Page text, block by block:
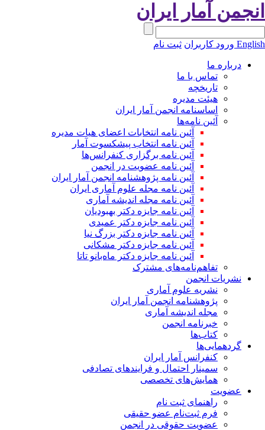
آمار ایران
ورود کاربران ثبت نام
درباره ما
تماس با ما
تاریخچه
هیئت مدیره
اساسنامه انجمن آمار ایران
آئین نامه‌ها
آئین نامه انتخابات اعضای هیات مدیره
آئین نامه انتخاب پیشکسوت آمار
آئین نامه برگزاری کنفرانس‌ها
آئین نامه عضویت در انجمن
آئین نامه پژوهشنامه انجمن آمار ایران
آئین نامه مجله علوم آماری ایران
آئین نامه مجله اندیشه آماری
آئین‌ نامه جایزه دکتر بهبودیان
آئین نامه جایزه دکتر عمیدی
آئین نامه جایزه دکتر بزرگ نیا
آئین نامه جایزه دکتر مشکانی
آئین نامه جایزه دکتر ماه‌بانو تاتا
تفاهم‌نامه‌های مشترک
نشریات انجمن
نشریه علوم آماری
پژوهشنامه انجمن آمار ایران
مجله اندیشه آماری
خبرنامه انجمن
کتاب‌ها
گردهمایی‌ها
کنفرانس آمار ایران
سمینار احتمال و فرایندهای تصادفی
همایش‌های تخصصی
عضویت
راهنمای ثبت نام
فرم ثبت‌نام عضو حقیقی
عضویت حقوقی در انجمن